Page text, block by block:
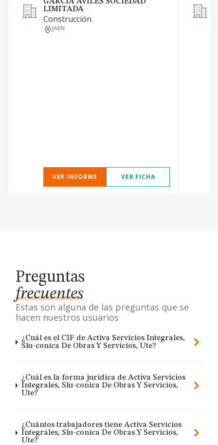
LIMITADA
Construcción.
JAEN
VER INFORME VER FICHA
Preguntas
frecuentes
Estas son alguna de las preguntas que se
hacen nuestros usuarios
¿Cuál es el CIF de Activa Servicios Integrales,
Slu-conica De Obras Y Servicios, Ute?
¿Cuál es la forma jurídica de Activa Servicios
Integrales, Slu-conica De Obras Y Servicios,
Ute?
¿Cuántos trabajadores tiene Activa Servicios
Integrales, Slu-conica De Obras Y Servicios,
Ute?